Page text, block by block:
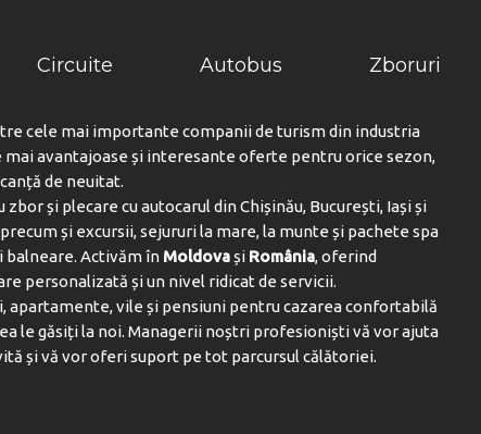
Circuite Autobus Zboruri
cele mai importante companii de turism din industria
mai avantajoase și interesante oferte pentru orice sezon,
de neuitat.
și plecare cu autocarul din Chișinău, București, Iași și
și excursii, sejururi la mare, la munte și pachete spa
balneare. Activăm în Moldovași România, oferind
personalizată și un nivel ridicat de servicii.
apartamente, vile și pensiuni pentru cazarea confortabilă
le găsiți la noi. Managerii noștri profesioniști vă vor ajuta
și vă vor oferi suport pe tot parcursul călătoriei.